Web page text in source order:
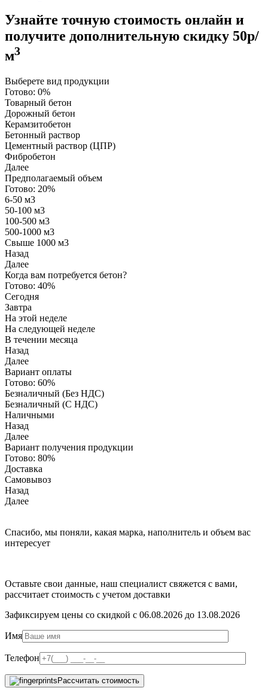
Узнайте точную стоимость онлайн и
получите дополнительную скидку 50р/
м3
Выберете вид продукции
Готово: 0%
Товарный бетон
Дорожный бетон
Керамзитобетон
Бетонный раствор
Цементный раствор (ЦПР)
Фибробетон
Далее
Предполагаемый объем
Готово: 20%
6-50 м3
50-100 м3
100-500 м3
500-1000 м3
Свыше 1000 м3
Назад
Далее
Когда вам потребуется бетон?
Готово: 40%
Сегодня
Завтра
На этой неделе
На следующей неделе
В течении месяца
Назад
Далее
Вариант оплаты
Готово: 60%
Безналичный (Без НДС)
Безналичный (С НДС)
Наличными
Назад
Далее
Вариант получения продукции
Готово: 80%
Доставка
Самовывоз
Назад
Далее
Спасибо, мы поняли, какая марка, наполнитель и объем вас
интересует
Оставьте свои данные, наш специалист свяжется с вами,
рассчитает стоимость с учетом доставки
Зафиксируем цены со скидкой с 06.08.2026 до 13.08.2026
Имя
Телефон
Рассчитать стоимость